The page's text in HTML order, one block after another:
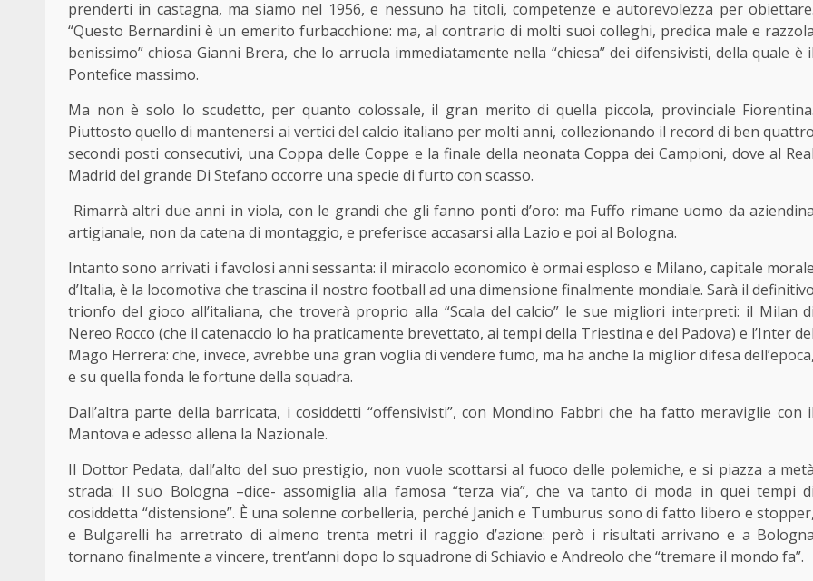
prenderti in castagna, ma siamo nel 1956, e nessuno ha titoli, competenze e autorevolezza per obiettare.
“Questo Bernardini è un emerito furbacchione: ma, al contrario di molti suoi colleghi, predica male e razzola
benissimo” chiosa Gianni Brera, che lo arruola immediatamente nella “chiesa” dei difensivisti, della quale è il
Pontefice massimo.
Ma non è solo lo scudetto, per quanto colossale, il gran merito di quella piccola, provinciale Fiorentina.
Piuttosto quello di mantenersi ai vertici del calcio italiano per molti anni, collezionando il record di ben quattro
secondi posti consecutivi, una Coppa delle Coppe e la finale della neonata Coppa dei Campioni, dove al Real
Madrid del grande Di Stefano occorre una specie di furto con scasso.
Rimarrà altri due anni in viola, con le grandi che gli fanno ponti d’oro: ma Fuffo rimane uomo da aziendina
artigianale, non da catena di montaggio, e preferisce accasarsi alla Lazio e poi al Bologna.
Intanto sono arrivati i favolosi anni sessanta: il miracolo economico è ormai esploso e Milano, capitale morale
d’Italia, è la locomotiva che trascina il nostro football ad una dimensione finalmente mondiale. Sarà il definitivo
trionfo del gioco all’italiana, che troverà proprio alla “Scala del calcio” le sue migliori interpreti: il Milan di
Nereo Rocco (che il catenaccio lo ha praticamente brevettato, ai tempi della Triestina e del Padova) e l’Inter del
Mago Herrera: che, invece, avrebbe una gran voglia di vendere fumo, ma ha anche la miglior difesa dell’epoca,
e su quella fonda le fortune della squadra.
Dall’altra parte della barricata, i cosiddetti “offensivisti”, con Mondino Fabbri che ha fatto meraviglie con il
Mantova e adesso allena la Nazionale.
Il Dottor Pedata, dall’alto del suo prestigio, non vuole scottarsi al fuoco delle polemiche, e si piazza a metà
strada: Il suo Bologna –dice- assomiglia alla famosa “terza via”, che va tanto di moda in quei tempi di
cosiddetta “distensione”. È una solenne corbelleria, perché Janich e Tumburus sono di fatto libero e stopper,
e Bulgarelli ha arretrato di almeno trenta metri il raggio d’azione: però i risultati arrivano e a Bologna
tornano finalmente a vincere, trent’anni dopo lo squadrone di Schiavio e Andreolo che “tremare il mondo fa”.